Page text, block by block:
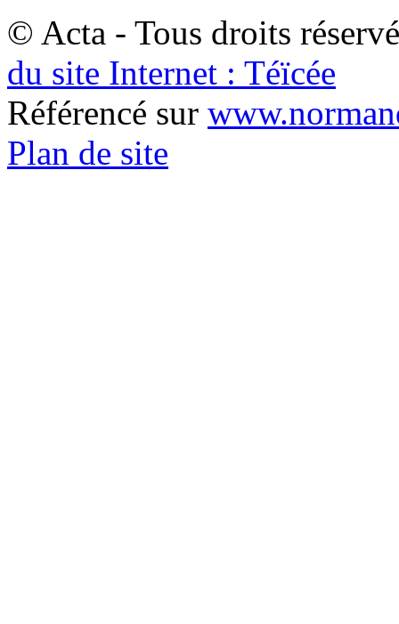
© Acta - Tous droits
du site Internet : Téïcée
Référencé sur
Plan de site